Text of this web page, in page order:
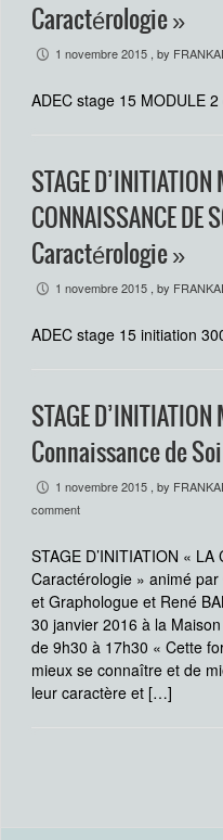
Caractérologie »
P 1 novembre 2015 , by
ADEC stage 15 MODULE
STAGE
CONNAISSANCE DE
Caractérologie »
P 1 novembre 2015 , by
ADEC stage 15 initiation
STAGE
Connaissance de
P 1 novembre 2015 , by
comment
STAGE D’INITIATION «
Caractérologie » animé
et Graphologue et René
30 janvier 2016 à la
de 9h30 à 17h30 « Cette
mieux se connaître et de
leur caractère et […]